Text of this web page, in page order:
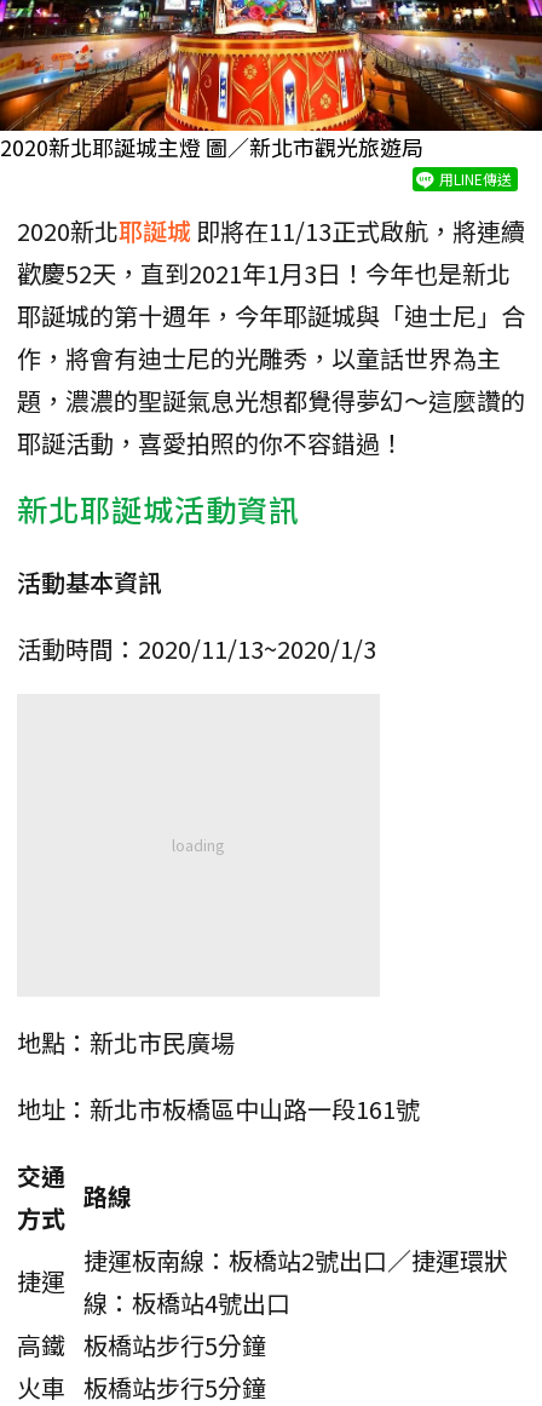
2020新北耶誕城主燈 圖／新北市觀光旅遊局
用LINE傳送
2020新北耶誕城即將在11/13正式啟航，將連續
歡慶52天，直到2021年1月3日！今年也是新北
耶誕城的第十週年，今年耶誕城與「迪士尼」合
作，將會有迪士尼的光雕秀，以童話世界為主
題，濃濃的聖誕氣息光想都覺得夢幻～這麼讚的
耶誕活動，喜愛拍照的你不容錯過！
新北耶誕城活動資訊
活動基本資訊
活動時間：2020/11/13~2020/1/3
地點：新北市民廣場
地址：新北市板橋區中山路一段161號
交通
方式
路線
捷運
捷運板南線：板橋站2號出口／捷運環狀
線：板橋站4號出口
高鐵 板橋站步行5分鐘
火車 板橋站步行5分鐘